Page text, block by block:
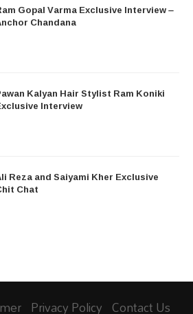
Gopal Varma Exclusive Interview –
Chandana
Kalyan Hair Stylist Ram Koniki
Interview
Reza and Saiyami Kher Exclusive
Chat
Privacy Policy Contact Us